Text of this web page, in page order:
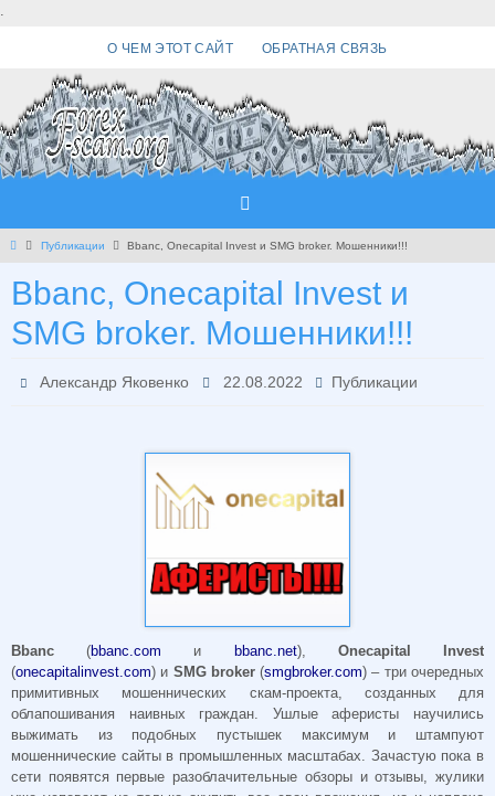
.
О ЧЕМ ЭТОТ САЙТ ОБРАТНАЯ СВЯЗЬ
Главная
Публикации Bbanc, Onecapital Invest и SMG broker. Мошенники!!!
Bbanc, Onecapital Invest и
SMG broker. Мошенники!!!
Александр Яковенко 22.08.2022 Публикации
Bbanc (bbanc.com и bbanc.net), Onecapital Invest
(onecapitalinvest.com) и SMG broker(smgbroker.com) – три очередных
примитивных мошеннических скам-проекта, созданных для
облапошивания наивных граждан. Ушлые аферисты научились
выжимать из подобных пустышек максимум и штампуют
мошеннические сайты в промышленных масштабах. Зачастую пока в
сети появятся первые разоблачительные обзоры и отзывы, жулики